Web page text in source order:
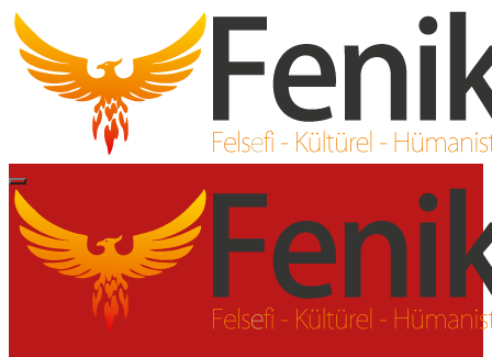
İçeriği
Geç
Primary
Menu